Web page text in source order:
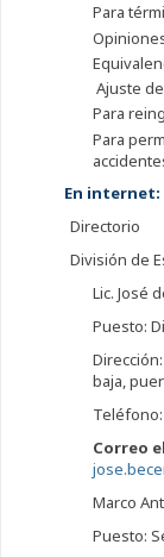
Para
Ajuste
Para
Para
En internet:
Directorio
División de
Lic. José
Puesto:
baja,
Teléfono:
Correo
Marco
Puesto: